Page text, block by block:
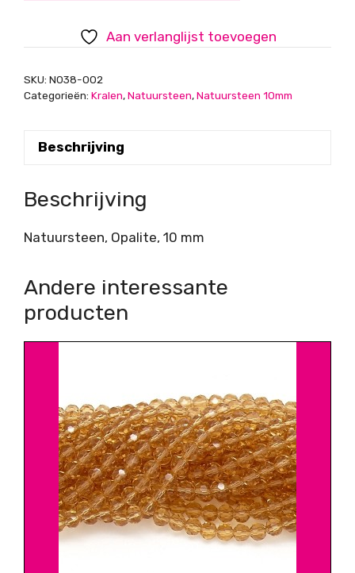
Aan verlanglijst toevoegen
SKU: N038-002
Categorieën: Kralen,Natuursteen,Natuursteen 10mm
Beschrijving
Beschrijving
Natuursteen, Opalite, 10 mm
Andere interessante
producten